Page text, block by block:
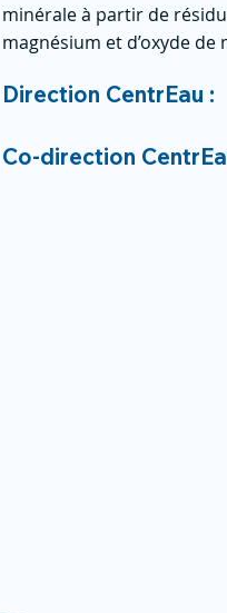
minérale à partir de
magnésium et d’oxyde de
Direction CentrEau :
Co-direction